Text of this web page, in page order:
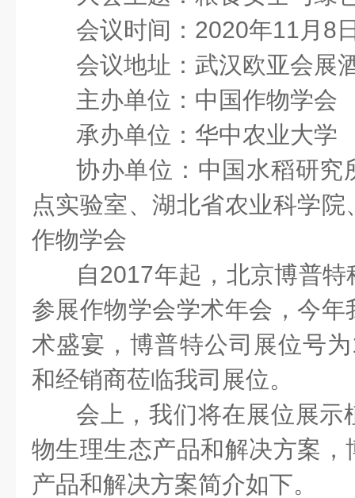
会议时间：2020年11月8
会议地址：武汉欧亚会展
主办单位：中国作物学会
承办单位：华中农业大学
协办单位：中国水稻研究
点实验室、湖北省农业科学
作物学会
自2017年起，北京博普
参展作物学会学术年会，今
术盛宴，博普特公司展位号
和经销商莅临我司展位。
会上，我们将在展位展示
物生理生态产品和解决方案
产品和解决方案简介如下。